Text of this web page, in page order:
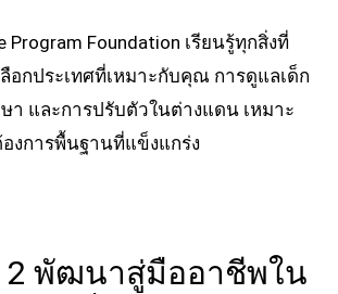
Program Foundation เรียนรู้ทุกสิ่งที่
อกประเทศที่เหมาะกับคุณ การดูแลเด็ก
า และการปรับตัวในต่างแดน เหมาะ
งการพื้นฐานที่แข็งแกร่ง
2 พัฒนาสู่มืออาชีพใน